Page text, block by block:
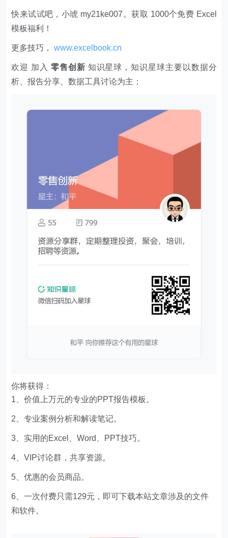
快来试试吧，小琥 my21ke007。获取 1000个免费 Excel
模板福利​​​​！
更多技巧，www.excelbook.cn
欢迎 加入 零售创新 知识星球，知识星球主要以数据分
析、报告分享、数据工具讨论为主；
你将获得：
1、价值上万元的专业的PPT报告模板。
2、专业案例分析和解读笔记。
3、实用的Excel、Word、PPT技巧。
4、VIP讨论群，共享资源。
5、优惠的会员商品。
6、一次付费只需129元，即可下载本站文章涉及的文件
和软件。